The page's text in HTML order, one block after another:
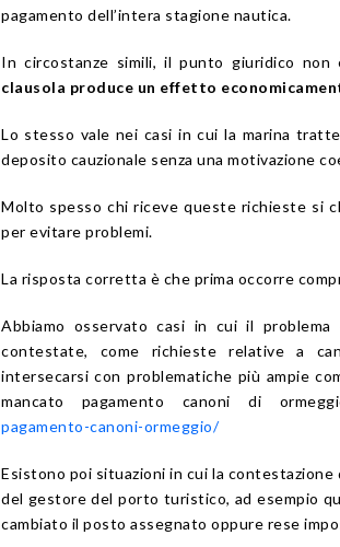
pagamento dell’intera stagione nautica.
In circostanze simili, il punto giuridico non
clausola produce un effetto
Lo stesso vale nei casi in cui la marina
deposito cauzionale senza una motivazione
Molto spesso chi riceve queste richieste si
per evitare problemi.
La risposta corretta è che prima occorre
Abbiamo osservato casi in cui il
contestate, come richieste relative a
intersecarsi con problematiche più ampie
mancato pagamento canoni di
pagamento-canoni-ormeggio/
Esistono poi situazioni in cui la contestazione
del gestore del porto turistico, ad esempio
cambiato il posto assegnato oppure rese